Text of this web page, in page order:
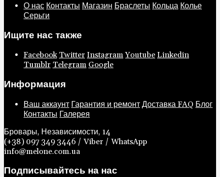
О нас Контакты Магазин Браслеты Кольца Колье
Серьги
Ищите нас также
Facebook Twitter Instagram Youtube Linkedin
Tumblr Telegram Google
Информация
Ваш аккаунт Гарантия и ремонт Доставка FAQ Блог
Контакты Галерея
Бровары, Независимости, 14
(+38) 097 349 3446 / Viber / WhatsApp
info@melone.com.ua
Подписывайтесь на нас